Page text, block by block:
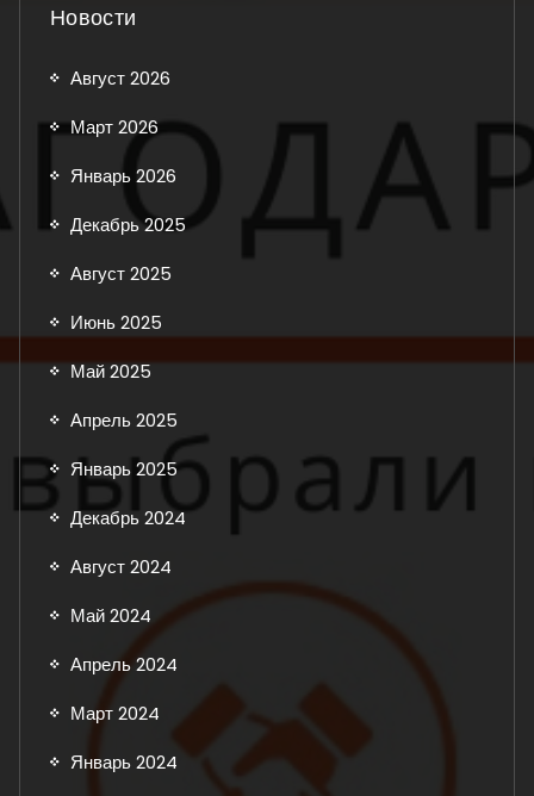
Новости
Август 2026
Март 2026
Январь 2026
Декабрь 2025
Август 2025
Июнь 2025
Май 2025
Апрель 2025
Январь 2025
Декабрь 2024
Август 2024
Май 2024
Апрель 2024
Март 2024
Январь 2024